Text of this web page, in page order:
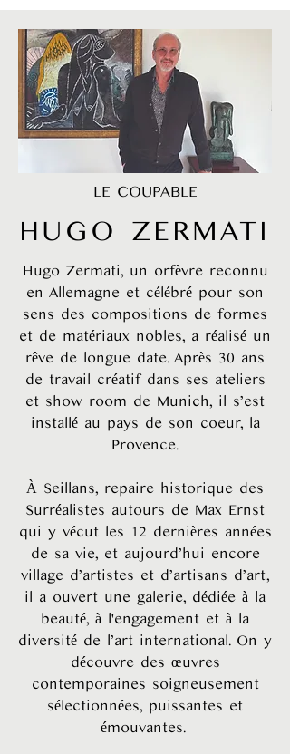
LE COUPABLE
HUGO ZERMATI
Hugo Zermati, un orfèvre reconnu
en Allemagne et célébré pour son
sens des compositions de formes
et de matériaux nobles, a réalisé un
rêve de longue date. Après 30 ans
de travail créatif dans ses ateliers
et show room de Munich, il s’est
installé au pays de son coeur, la
Provence.
À Seillans, repaire historique des
Surréalistes autours de Max Ernst
qui y vécut les 12 dernières années
de sa vie, et aujourd’hui encore
village d’artistes et d’artisans d’art,
il a ouvert une galerie, dédiée à la
beauté, à l'engagement et à la
diversité de l’art international. On y
découvre des œuvres
contemporaines soigneusement
sélectionnées, puissantes et
émouvantes.